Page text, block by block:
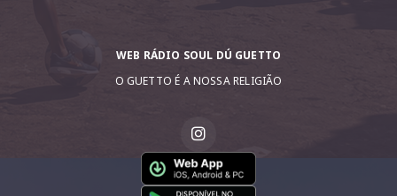
WEB RÁDIO SOUL DÚ GUETTO
O GUETTO É A NOSSA RELIGIÃO